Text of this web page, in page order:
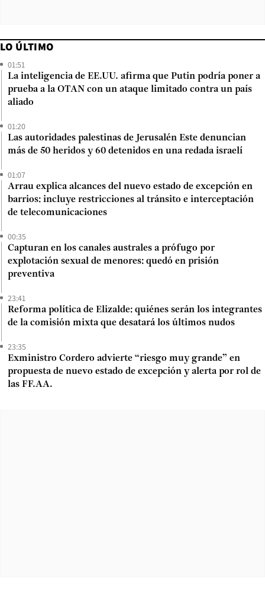
LO ÚLTIMO
01:51
La inteligencia de EE.UU. afirma que Putin podría poner a
prueba a la OTAN con un ataque limitado contra un país
aliado
01:20
Las autoridades palestinas de Jerusalén Este denuncian
más de 50 heridos y 60 detenidos en una redada israelí
01:07
Arrau explica alcances del nuevo estado de excepción en
barrios: incluye restricciones al tránsito e interceptación
de telecomunicaciones
00:35
Capturan en los canales australes a prófugo por
explotación sexual de menores: quedó en prisión
preventiva
23:41
Reforma política de Elizalde: quiénes serán los integrantes
de la comisión mixta que desatará los últimos nudos
23:35
Exministro Cordero advierte “riesgo muy grande” en
propuesta de nuevo estado de excepción y alerta por rol de
las FF.AA.